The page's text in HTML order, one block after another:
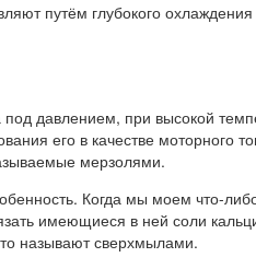
путём глубокого
под давлением, при высокой
его в качестве моторного
мерзолями.
Когда мы моем что-
имеющиеся в ней соли
называют сверхмылами.